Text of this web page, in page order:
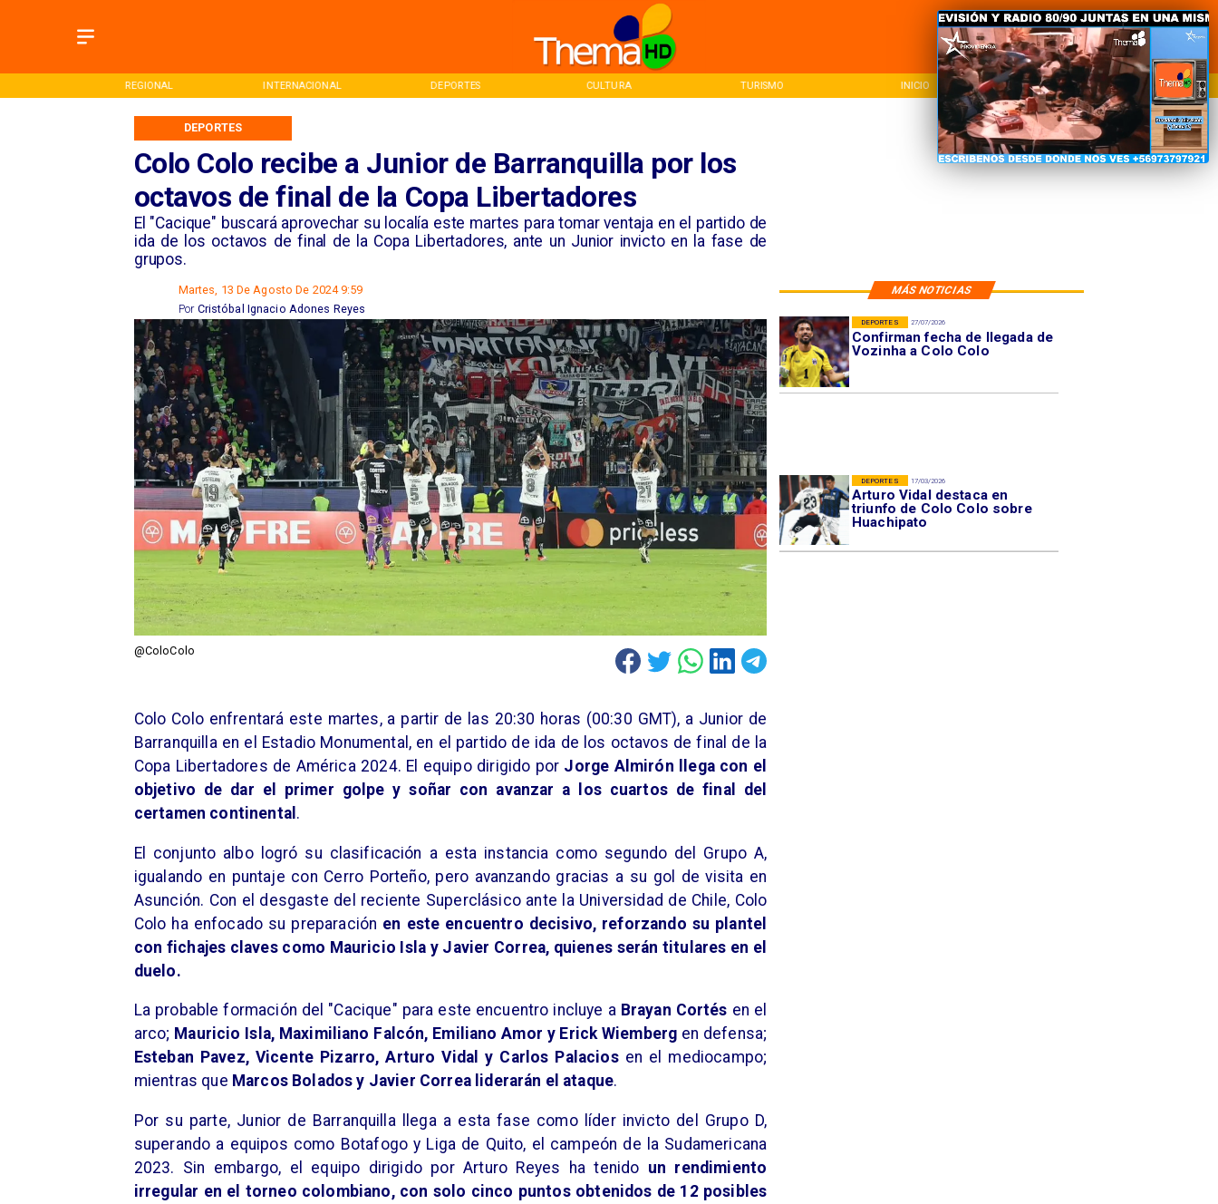
REGIONAL INTERNACIONAL DEPORTES CULTURA TURISMO INICIO NACIONAL
Colo Colo recibe a Junior de Barranquilla por los
octavos de final de la Copa Libertadores
​El "Cacique" buscará aprovechar su localía este martes para tomar ventaja en el partido de
ida de los octavos de final de la Copa Libertadores, ante un Junior invicto en la fase de
grupos.
DEPORTES
MÁS NOTICIAS
Martes, 13 De Agosto De 2024 9:59
Cristóbal Ignacio Adones Reyes
Por
@ColoColo
27/07/2026
Confirman fecha de llegada de
Vozinha a Colo Colo
DEPORTES
17/03/2026
Arturo Vidal destaca en
triunfo de Colo Colo sobre
Huachipato
DEPORTES
Colo Colo enfrentará este martes, a partir de las 20:30 horas (00:30 GMT), a Junior de
Barranquilla en el Estadio Monumental, en el partido de ida de los octavos de final de la
Copa Libertadores de América 2024. El equipo dirigido por Jorge Almirón llega con el
objetivo de dar el primer golpe y soñar con avanzar a los cuartos de final del
certamen continental .
El conjunto albo logró su clasificación a esta instancia como segundo del Grupo A,
igualando en puntaje con Cerro Porteño, pero avanzando gracias a su gol de visita en
Asunción. Con el desgaste del reciente Superclásico ante la Universidad de Chile, Colo
Colo ha enfocado su preparación en este encuentro decisivo, reforzando su plantel
con fichajes claves como Mauricio Isla y Javier Correa, quienes serán titulares en el
duelo.
La probable formación del "Cacique" para este encuentro incluye a Brayan Cortés en el
arco; Mauricio Isla, Maximiliano Falcón, Emiliano Amor y Erick Wiemberg en defensa;
Esteban Pavez, Vicente Pizarro, Arturo Vidal y Carlos Palacios en el mediocampo;
mientras que Marcos Bolados y Javier Correa liderarán el ataque.
Por su parte, Junior de Barranquilla llega a esta fase como líder invicto del Grupo D,
superando a equipos como Botafogo y Liga de Quito, el campeón de la Sudamericana
2023. Sin embargo, el equipo dirigido por Arturo Reyes ha tenido un rendimiento
irregular en el torneo colombiano, con solo cinco puntos obtenidos de 12 posibles